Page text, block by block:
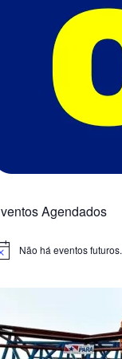
Agendados
Não há eventos futuros.